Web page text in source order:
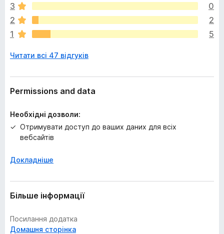
м
а
є
о
і
о
к
3
0
2
2
1
5
Читати всі 47 відгуків
Permissions and data
Необхідні дозволи:
Отримувати доступ до ваших даних для всіх
вебсайтів
Докладніше
Більше інформації
Посилання додатка
Домашня сторінка